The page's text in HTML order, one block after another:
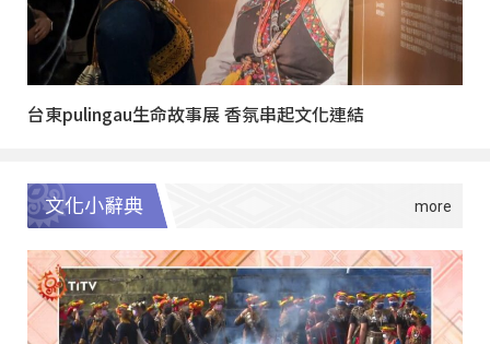
台東pulingau生命故事展 香氛串起文化連結
文化小辭典